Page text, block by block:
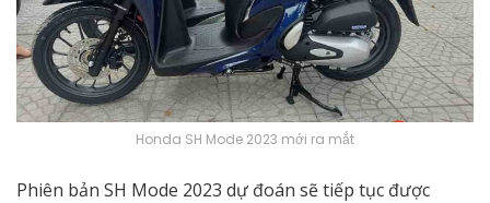
Honda SH Mode 2023 mới ra mắt
Phiên bản SH Mode 2023 dự đoán sẽ tiếp tục được